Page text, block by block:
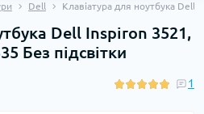
Dell Клавіатура для ноутбука Dell
Dell Inspiron 3521,
Без підсвітки
1